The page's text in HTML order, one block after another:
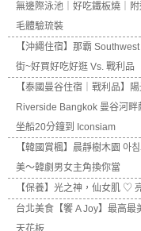
無邊際泳池｜好吃鐵板燒｜
毛體驗琉裝
【沖繩住宿】那霸
街~好買好吃好逛 Vs. 戰利品
【泰國曼谷住宿｜戰利品】
Riverside Bangkok 曼谷河畔
坐船20分鐘到 Iconsiam
【韓國賞楓】晨靜樹木園 아
美～韓劇男女主角換你當
【保養】光之神，仙女肌 ♡
台北美食【饗 A Joy】最高
天花板